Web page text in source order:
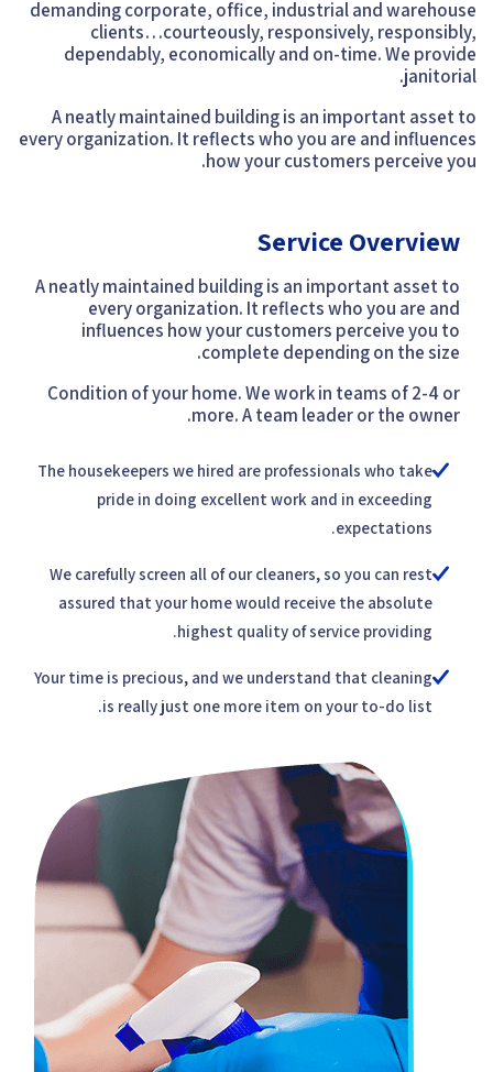
demanding corporate, office, industrial and warehouse
clients…courteously, responsively, responsibly,
dependably, economically and on-time. We provide
janitorial.
A neatly maintained building is an important asset to
every organization. It reflects who you are and influences
how your customers perceive you.
Service Overview
A neatly maintained building is an important asset to
every organization. It reflects who you are and
influences how your customers perceive you to
complete depending on the size.
Condition of your home. We work in teams of 2-4 or
more. A team leader or the owner.
The housekeepers we hired are professionals who take
pride in doing excellent work and in exceeding
expectations.
We carefully screen all of our cleaners, so you can rest
assured that your home would receive the absolute
highest quality of service providing.
Your time is precious, and we understand that cleaning
is really just one more item on your to-do list.